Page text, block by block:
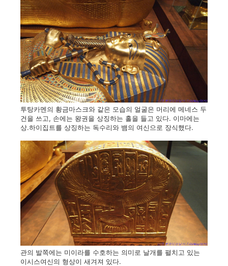
투탕카멘의 황금마스크와 같은 모습의 얼굴은 머리에 메네스 두
건을 쓰고, 손에는 왕권을 상징하는 홀을 들고 있다. 이마에는
상.하이집트를 상징하는 독수리와 뱀의 여신으로 장식했다.
관의 발쪽에는 미이라를 수호하는 의미로 날개를 펼치고 있는
이시스여신의 형상이 새겨져 있다.